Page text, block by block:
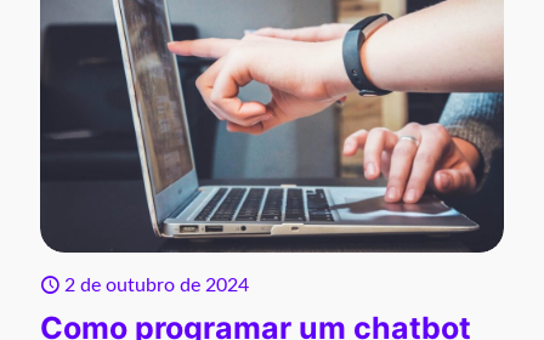
2 de outubro de 2024
Como programar um chatbot